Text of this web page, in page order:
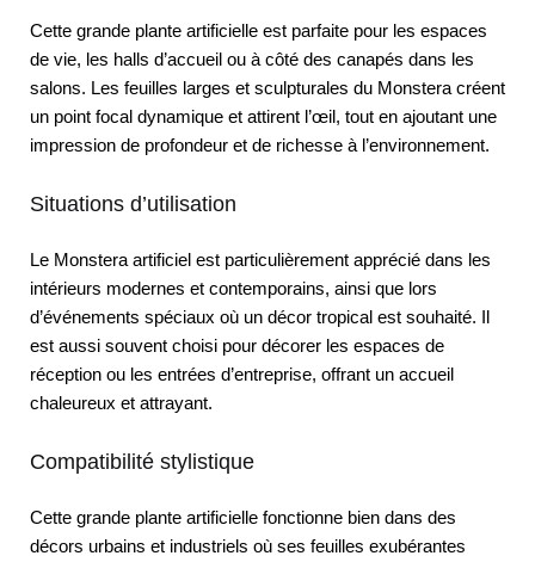
Cette grande plante artificielle est parfaite pour les espaces
de vie, les halls d’accueil ou à côté des canapés dans les
salons. Les feuilles larges et sculpturales du Monstera créent
un point focal dynamique et attirent l’œil, tout en ajoutant une
impression de profondeur et de richesse à l’environnement.
Situations d’utilisation
Le Monstera artificiel est particulièrement apprécié dans les
intérieurs modernes et contemporains, ainsi que lors
d’événements spéciaux où un décor tropical est souhaité. Il
est aussi souvent choisi pour décorer les espaces de
réception ou les entrées d’entreprise, offrant un accueil
chaleureux et attrayant.
Compatibilité stylistique
Cette grande plante artificielle fonctionne bien dans des
décors urbains et industriels où ses feuilles exubérantes